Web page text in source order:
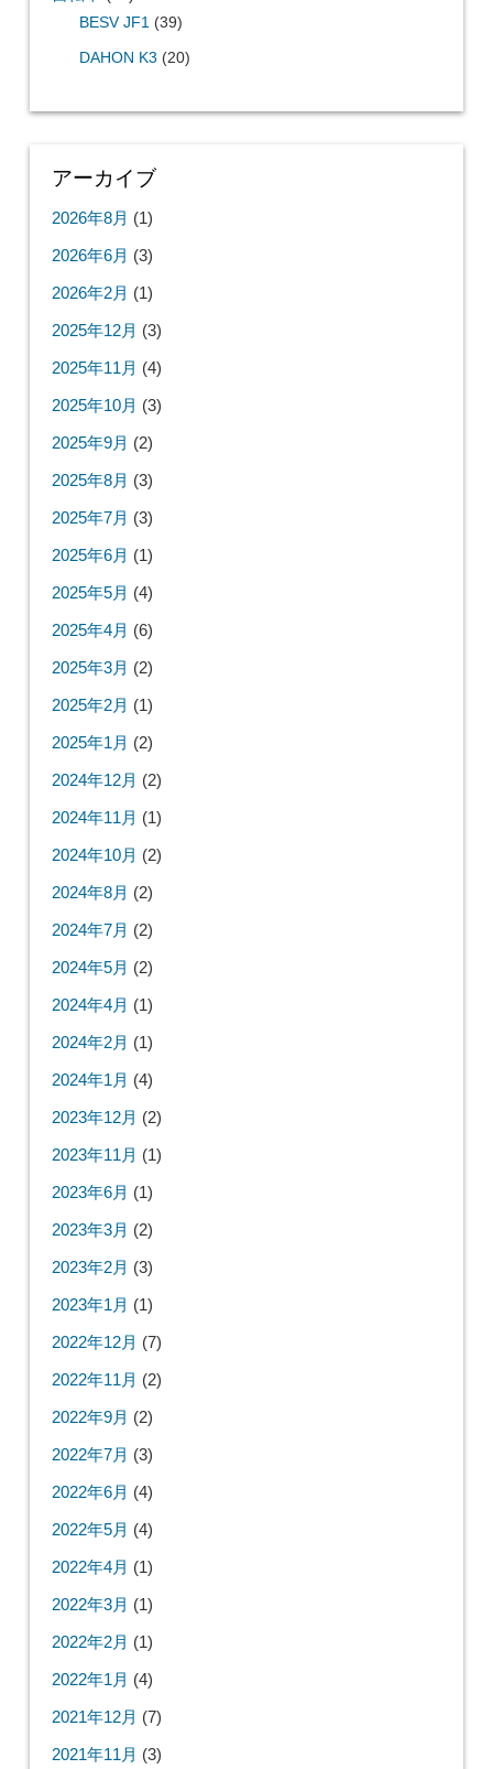
BESV JF1 (39)
DAHON K3 (20)
アーカイブ
2026年8月 (1)
2026年6月 (3)
2026年2月 (1)
2025年12月 (3)
2025年11月 (4)
2025年10月 (3)
2025年9月 (2)
2025年8月 (3)
2025年7月 (3)
2025年6月 (1)
2025年5月 (4)
2025年4月 (6)
2025年3月 (2)
2025年2月 (1)
2025年1月 (2)
2024年12月 (2)
2024年11月 (1)
2024年10月 (2)
2024年8月 (2)
2024年7月 (2)
2024年5月 (2)
2024年4月 (1)
2024年2月 (1)
2024年1月 (4)
2023年12月 (2)
2023年11月 (1)
2023年6月 (1)
2023年3月 (2)
2023年2月 (3)
2023年1月 (1)
2022年12月 (7)
2022年11月 (2)
2022年9月 (2)
2022年7月 (3)
2022年6月 (4)
2022年5月 (4)
2022年4月 (1)
2022年3月 (1)
2022年2月 (1)
2022年1月 (4)
2021年12月 (7)
2021年11月 (3)